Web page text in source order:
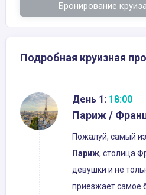
Бронирование круиза
Подробная круизная
День 1: 18:00
Париж /
Пожалуй, самый
Париж, столица
девушки и не
приезжает самое